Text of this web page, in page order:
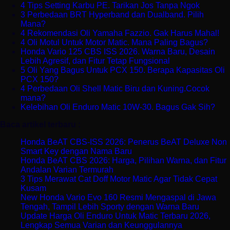
4 Tips Setting Karbu PE. Tarikan Jos Tanpa Ngok
3 Perbedaan BRT Hyperband dan Dualband. Pilih
Mana?
4 Rekomendasi Oli Yamaha Fazzio. Gak Harus Mahal!
4 Oli Motul Untuk Motor Matic. Mana Paling Bagus?
Honda Vario 125 CBS ISS 2026. Warna Baru, Desain
Lebih Agresif, dan Fitur Tetap Fungsional
5 Oli Yang Bagus Untuk PCX 150. Berapa Kapasitas Oli
PCX 150?
4 Perbedaan Oli Shell Matic Biru dan Kuning.Cocok
mana?
Kelebihan Oli Enduro Matic 10W-30. Bagus Gak Sih?
Honda BeAT CBS-ISS 2026: Penerus BeAT Deluxe Non
Smart Key dengan Nama Baru
Honda BeAT CBS 2026: Harga, Pilihan Warna, dan Fitur
Andalan Varian Termurah
3 Tips Merawat Cat Doff Motor Matic Agar Tidak Cepat
Kusam
New Honda Vario Evo 160 Resmi Mengaspal di Jawa
Tengah, Tampil Lebih Sporty dengan Warna Baru
Update Harga Oli Enduro Untuk Matic Terbaru 2026,
Lengkap Semua Varian dan Keunggulannya